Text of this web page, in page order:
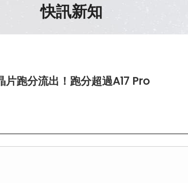
快訊新知
跑分流出！跑分超過A17 Pro